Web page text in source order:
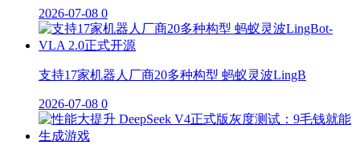
2026-07-08 0
支持17家机器人厂商20多种构型 蚂蚁灵波LingB
2026-07-08 0